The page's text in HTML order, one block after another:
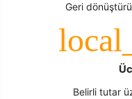
Geri
Belirli tutar